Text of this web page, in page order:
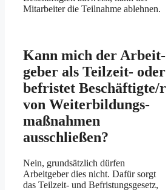
Mitarbeiter die Teilnahme ablehnen.
Kann mich der Arbeit­
geber als Teil­zeit- oder
befristet Beschäftigte/r
von Weiterbildungs­
maßnahmen
ausschließen?
Nein, grundsätzlich dürfen
Arbeitgeber dies nicht. Dafür sorgt
das Teil­zeit- und Befristungs­gesetz,